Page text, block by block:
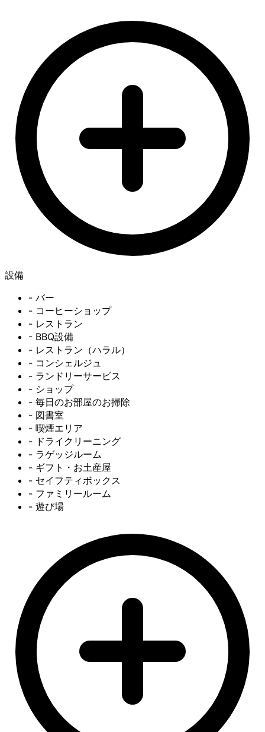
設備
- バー
- コーヒーショップ
- レストラン
- BBQ設備
- レストラン（ハラル）
- コンシェルジュ
- ランドリーサービス
- ショップ
- 毎日のお部屋のお掃除
- 図書室
- 喫煙エリア
- ドライクリーニング
- ラゲッジルーム
- ギフト・お土産屋
- セイフティボックス
- ファミリールーム
- 遊び場